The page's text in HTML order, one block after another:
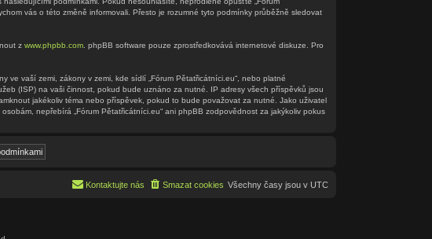
vás o této změně informovali. Přesto je rozumné tyto podmínky průběžně sledovat
z www.phpbb.com . phpBB software pouze zprostředkovává internetové diskuze. Pro
ve vaší zemi, zákony v zemi, kde sídlí „Fórum Pětatřicátníci.eu“, nebo platné
(ISP) na vaši činnost, pokud bude uznáno za nutné. IP adresy všech příspěvků jsou
jakékoliv téma nebo příspěvek, pokud to bude považovat za nutné. Jako uživatel
nepřebírá „Fórum Pětatřicátníci.eu“ ani phpBB zodpovědnost za jakýkoliv pokus
Všechny časy jsou v UTC
Smazat cookies
Kontaktujte nás